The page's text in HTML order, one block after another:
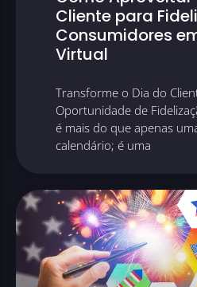
Cliente para
Consumidores
Virtual
Transforme o Dia do
Oportunidade de
é mais do que apenas
calendário; é uma